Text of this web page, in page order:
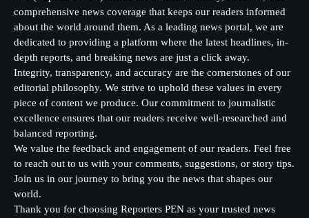
comprehensive news coverage that keeps our readers informed
about the world around them. As a leading news portal, we are
dedicated to providing a platform where the latest headlines, in-
depth reports, and breaking news are just a click away.
Integrity, transparency, and accuracy are the cornerstones of our
editorial philosophy. We strive to uphold these values in every
piece of content we produce. Our commitment to journalistic
excellence ensures that our readers receive well-researched and
balanced reporting.
We value the feedback and engagement of our readers. Feel free
to reach out to us with your comments, suggestions, or story tips.
Join us in our journey to bring you the news that shapes our
world.
Thank you for choosing Reporters PEN as your trusted news